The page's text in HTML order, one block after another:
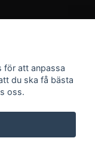
för att anpassa
du ska få bästa
oss.